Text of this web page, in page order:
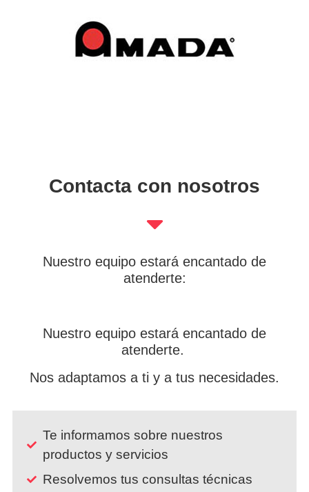
Contacta con nosotros
Nuestro equipo estará encantado de
atenderte:
Nuestro equipo estará encantado de
atenderte.
Nos adaptamos a ti y a tus necesidades.
Te informamos sobre nuestros
productos y servicios
Resolvemos tus consultas técnicas